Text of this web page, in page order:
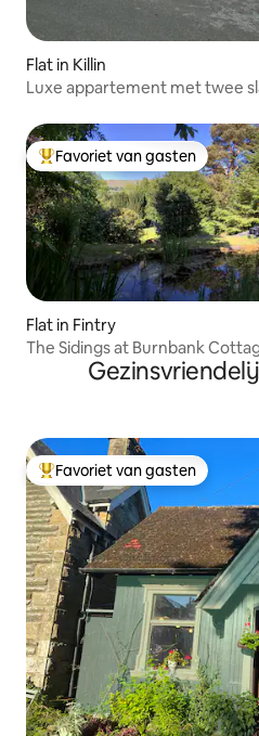
Flat in Killin
Luxe appartement met twee
Topfavoriet van gasten
Favoriet van gasten
Flat in Fintry
The Sidings at Burnbank
Topfavoriet van gasten
Favoriet van gasten